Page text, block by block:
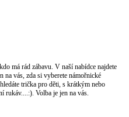
má rád zábavu. V naší nabídce najdete
na vás, zda si vyberete námořnické
trička pro děti, s krátkým nebo
rukáv....:). Volba je jen na vás.